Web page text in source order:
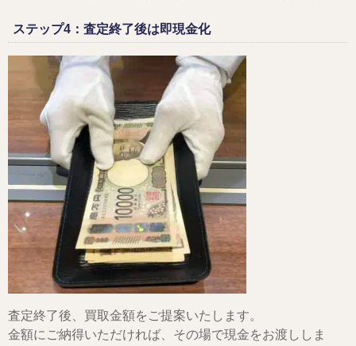
ステップ4：査定終了後は即現金化
査定終了後、買取金額をご提案いたします。
金額にご納得いただければ、その場で現金をお渡ししま